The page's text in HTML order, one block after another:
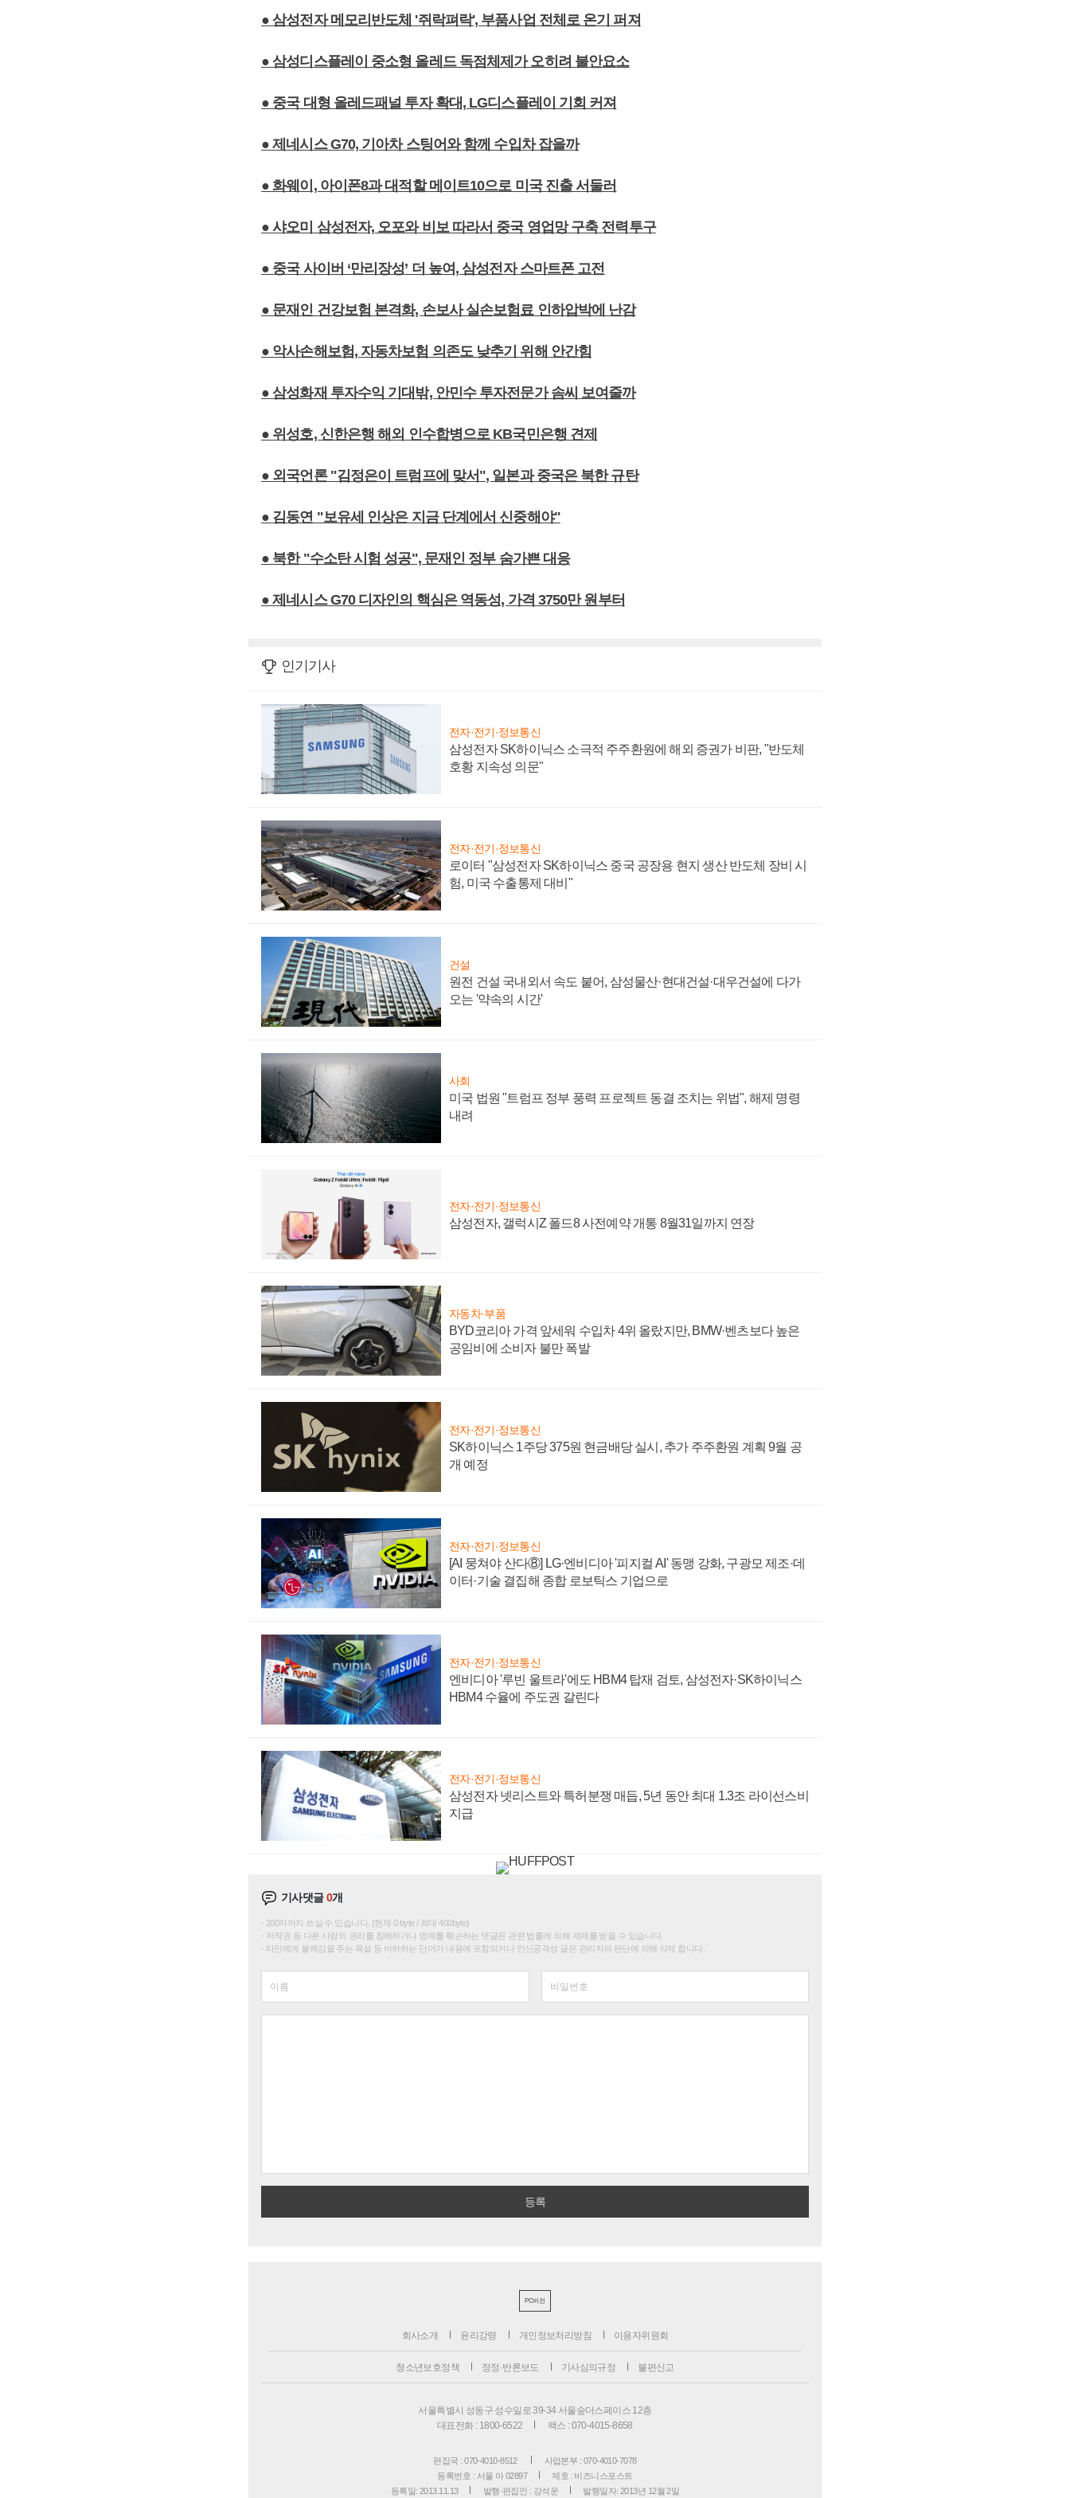
● 삼성전자 메모리반도체 '쥐락펴락', 부품사업 전체로 온기 퍼져
● 삼성디스플레이 중소형 올레드 독점체제가 오히려 불안요소
● 중국 대형 올레드패널 투자 확대, LG디스플레이 기회 커져
● 제네시스 G70, 기아차 스팅어와 함께 수입차 잡을까
● 화웨이, 아이폰8과 대적할 메이트10으로 미국 진출 서둘러
● 샤오미 삼성전자, 오포와 비보 따라서 중국 영업망 구축 전력투구
● 중국 사이버 ‘만리장성’ 더 높여, 삼성전자 스마트폰 고전
● 문재인 건강보험 본격화, 손보사 실손보험료 인하압박에 난감
● 악사손해보험, 자동차보험 의존도 낮추기 위해 안간힘
● 삼성화재 투자수익 기대밖, 안민수 투자전문가 솜씨 보여줄까
● 위성호, 신한은행 해외 인수합병으로 KB국민은행 견제
● 외국언론 "김정은이 트럼프에 맞서", 일본과 중국은 북한 규탄
● 김동연 "보유세 인상은 지금 단계에서 신중해야"
● 북한 "수소탄 시험 성공", 문재인 정부 숨가쁜 대응
● 제네시스 G70 디자인의 핵심은 역동성, 가격 3750만 원부터
인기기사
전자·전기·정보통신
삼성전자 SK하이닉스 소극적 주주환원에 해외 증권가 비판, "반도체
호황 지속성 의문"
전자·전기·정보통신
로이터 "삼성전자 SK하이닉스 중국 공장용 현지 생산 반도체 장비 시
험, 미국 수출통제 대비"
건설
원전 건설 국내외서 속도 붙어, 삼성물산·현대건설·대우건설에 다가
오는 '약속의 시간'
사회
미국 법원 "트럼프 정부 풍력 프로젝트 동결 조치는 위법", 해제 명령
내려
전자·전기·정보통신
삼성전자, 갤럭시Z 폴드8 사전예약 개통 8월31일까지 연장
자동차·부품
BYD코리아 가격 앞세워 수입차 4위 올랐지만, BMW·벤츠보다 높은
공임비에 소비자 불만 폭발
전자·전기·정보통신
SK하이닉스 1주당 375원 현금배당 실시, 추가 주주환원 계획 9월 공
개 예정
전자·전기·정보통신
[AI 뭉쳐야 산다⑧] LG·엔비디아 '피지컬 AI' 동맹 강화, 구광모 제조·데
이터·기술 결집해 종합 로보틱스 기업으로
전자·전기·정보통신
엔비디아 '루빈 울트라'에도 HBM4 탑재 검토, 삼성전자·SK하이닉스
HBM4 수율에 주도권 갈린다
전자·전기·정보통신
삼성전자 넷리스트와 특허분쟁 매듭, 5년 동안 최대 1.3조 라이선스비
지급
기사댓글0개
200자까지 쓰실 수 있습니다. (현재 0 byte / 최대 400byte)
저작권 등 다른 사람의 권리를 침해하거나 명예를 훼손하는 댓글은 관련 법률에 의해 제재를 받을 수 있습니다.
타인에게 불쾌감을 주는 욕설 등 비하하는 단어가 내용에 포함되거나 인신공격성 글은 관리자의 판단에 의해 삭제 합니다.
PC버전
회사소개 윤리강령 개인정보처리방침 이용자위원회
청소년보호정책 정정·반론보도 기사심의규정 불편신고
서울특별시 성동구 성수일로 39-34 서울숲더스페이스 12층
대표전화 : 1800-6522
팩스 : 070-4015-8658
편집국 : 070-4010-8512
사업본부 : 070-4010-7078
등록번호 : 서울 아 02897
제호 : 비즈니스포스트
등록일: 2013.11.13
발행·편집인 : 강석운 발행일자: 2013년 12월 2일